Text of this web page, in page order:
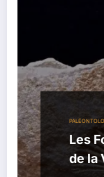
Les
de la